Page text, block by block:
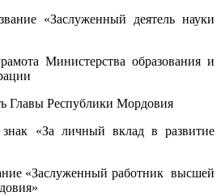
«Заслуженный деятель науки
Министерства образования и
Главы Республики Мордовия
«За личный вклад в развитие
«Заслуженный работник высшей